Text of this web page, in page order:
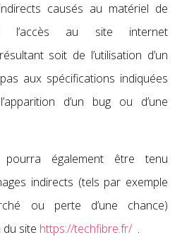
causés au matériel de
l’accès au site internet
soit de l’utilisation d’un
aux spécifications indiquées
d’un bug ou d’une
également être tenu
indirects (tels par exemple
ou perte d’une chance)
du site https://techfibre.fr/ .